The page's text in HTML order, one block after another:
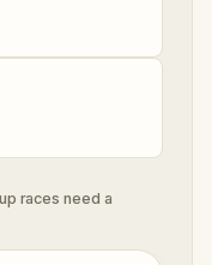
races need a